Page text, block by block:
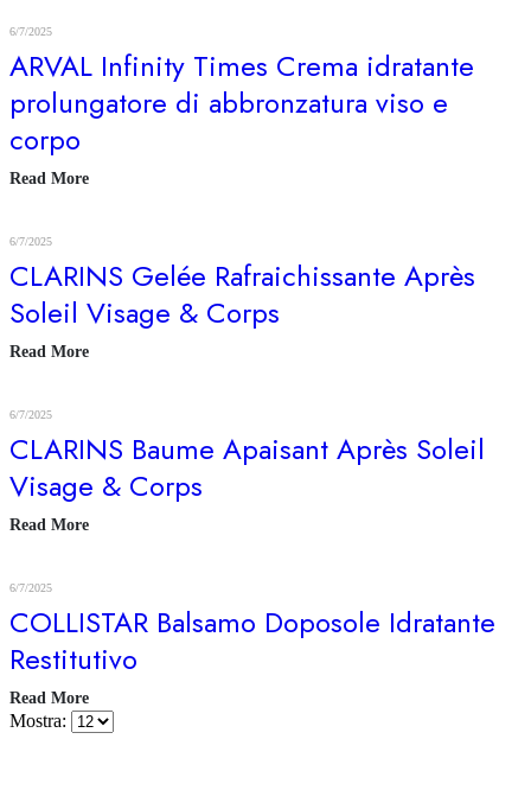
6/7/2025
ARVAL Infinity Times Crema idratante
prolungatore di abbronzatura viso e
corpo
Read More
6/7/2025
CLARINS Gelée Rafraichissante Après
Soleil Visage & Corps
Read More
6/7/2025
CLARINS Baume Apaisant Après Soleil
Visage & Corps
Read More
6/7/2025
COLLISTAR Balsamo Doposole Idratante
Restitutivo
Read More
Mostra: